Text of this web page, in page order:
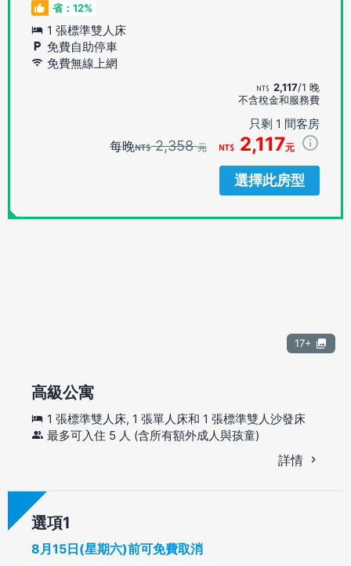
省：12%
1 張標準雙人床
免費自助停車
免費無線上網
2,117/1 晚
不含稅金和服務費
只剩 1 間客房
每晚 2,358元 2,117元
選擇此房型
17+
高級公寓
1 張標準雙人床, 1 張單人床和 1 張標準雙人沙發床
最多可入住 5 人 (含所有額外成人與孩童)
詳情
選項
8月15日(星期六)前可免費取消